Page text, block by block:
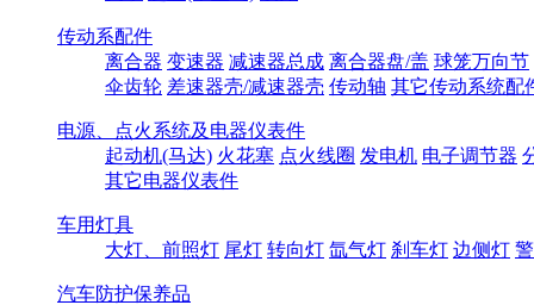
传动系配件
离合器 变速器 减速器总成 离合器盘/盖 球笼万向节
伞齿轮 差速器壳/减速器壳 传动轴 其它传动系统配
电源、点火系统及电器仪表件
起动机(马达) 火花塞 点火线圈 发电机 电子调节器
其它电器仪表件
车用灯具
大灯、前照灯 尾灯 转向灯 氙气灯 刹车灯 边侧灯
汽车防护保养品